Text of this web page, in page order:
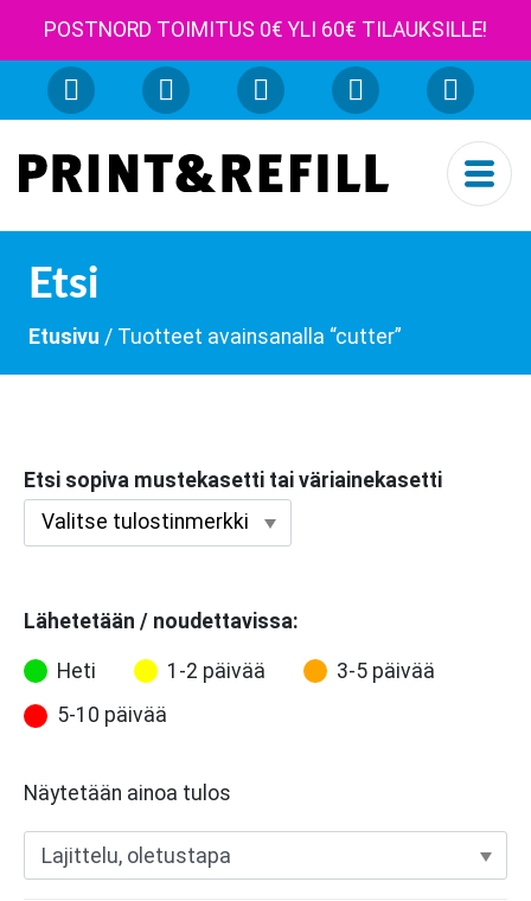
POSTNORD TOIMITUS 0€ YLI 60€ TILAUKSILLE!
Etsi
Etusivu / Tuotteet avainsanalla “cutter”
Etsi sopiva mustekasetti tai väriainekasetti
Lähetetään / noudettavissa:
Heti 1-2 päivää
3-5 päivää
5-10 päivää
Näytetään ainoa tulos